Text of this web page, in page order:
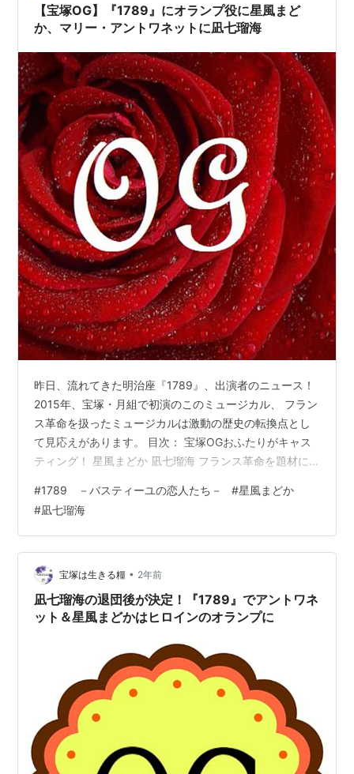
【宝塚OG】『1789』にオランプ役に星風まど
か、マリー・アントワネットに凪七瑠海
昨日、流れてきた明治座『1789』、出演者のニュース！
2015年、宝塚・月組で初演のこのミュージカル、 フラン
ス革命を扱ったミュージカルは激動の歴史の転換点とし
て見応えがあります。 目次： 宝塚OGおふたりがキャス
ティング！ 星風まどか 凪七瑠海 フランス革命を題材に
ンパーネル 1789 マリー・アントワネット（未見） 民衆
の力で権力の転覆を図るドラマは胸熱です。 昨年、宝塚
で見たばかりだからかもしれませんが『1789』は特に好
きです。 レ・ミゼラブルも映画もミュージカルも観まし
たが、何度観ても泣いてしまいます。 宝塚OGおふたりが
キャス…
#1789 －バスティーユの恋人たち－ #星風まどか
#凪七瑠海
宝塚は生きる糧 • 2年前
凪七瑠海の退団後が決定！『1789』でアントワネ
ット＆星風まどかはヒロインのオランプに